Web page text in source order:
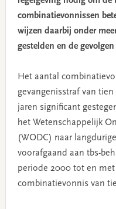
combinatievonnissen
wijzen daarbij onder
gestelden en de
Het aantal
gevangenisstraf van
jaren significant
het Wetenschappelijk
(WODC) naar
voorafgaand aan tbs-
periode 2000 tot en met
combinatievonnis van